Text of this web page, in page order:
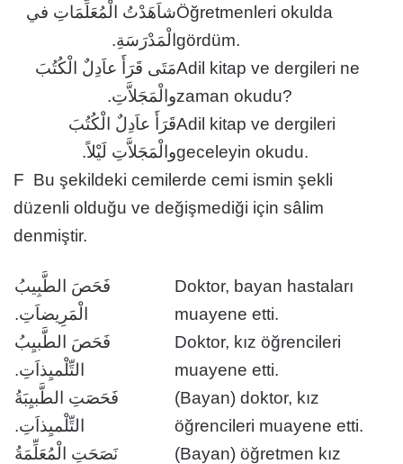
شاَهَدْتُ الْمُعَلِّمَاتِ في
الْمَدْرَسَةِ.
Öğretmenleri okulda
gördüm.
مَتَى قَرَأَ عاَدِلٌ الْكُتُبَ
والْمَجَلاَّتِ.
Adil kitap ve dergileri ne
zaman okudu?
قَرَأَ عاَدِلٌ الْكُتُبَ
والْمَجَلاَّتِ لَيْلاً.
Adil kitap ve dergileri
geceleyin okudu.
F Bu şekildeki cemilerde cemi ismin şekli
düzenli olduğu ve değişmediği için sâlim
denmiştir.
فَحَصَ الطَّبِيبُ
الْمَرِيضاَتِ.
Doktor, bayan hastaları
muayene etti.
فَحَصَ الطَّبيِبُ
التِّلْميِذاَتِ.
Doktor, kız öğrencileri
muayene etti.
فَحَصَتِ الطَّبيِبَةُ
التِّلْميِذاَتِ.
(Bayan) doktor, kız
öğrencileri muayene etti.
نَصَحَتِ الْمُعَلِّمَةُ
(Bayan) öğretmen kız